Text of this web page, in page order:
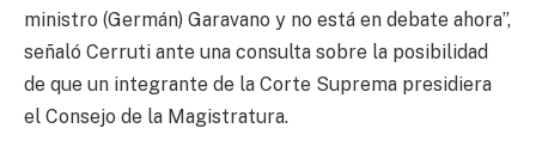
ministro (Germán) Garavano y no está en debate ahora”,
señaló Cerruti ante una consulta sobre la posibilidad
de que un integrante de la Corte Suprema presidiera
el Consejo de la Magistratura.